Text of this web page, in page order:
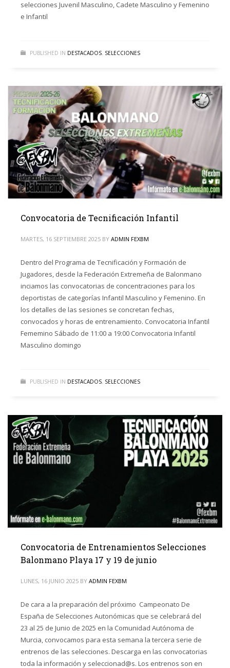
selecciones Juvenil Masculino, Cadete Masculino y Femenino
e Infantil
PUBLISHED IN DESTACADOS, SELECCIONES
Convocatoria de Tecnificación Infantil
MARTES, 16 SEPTIEMBRE 2025 BY ADMIN FEXBM
Dentro del Programa de Tecnificación y Formación de
Jugadores, desde la Federación Extremeña de Balonmano
inciamos las convocatorias de concentraciones para los
deportistas de categorías Infantil Masculino y Femenino. En
los detalles de las sesiones se concretan fechas,
convocados y horas de entrenamiento. Convocatoria Infantil
Fememino Sábado de 11:00 a 19:00 Convocatoria Infantil
Masculino domingo
PUBLISHED IN DESTACADOS, SELECCIONES
Convocatoria de Entrenamientos Selecciones
Balonmano Playa 17 y 19 de junio
LUNES, 16 JUNIO 2025 BY ADMIN FEXBM
De cara a la preparación del próximo Campeonato De
España de Selecciones Autonómicas que se celebrará del
23 al 25 de Junio de 2025 en la Comunidad Autónoma de
Murcia, convocamos para esta semana la tercera serie de
entrenos de las selecciones. Descarga en las convocatorias
toda la información y seleccionad@s. Los entrenos son en